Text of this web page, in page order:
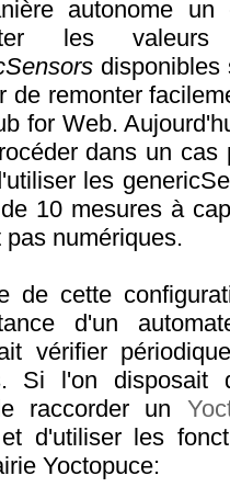
autonome un
les
disponibles
de remonter
for Web.
dans un
les
10 mesures à
numériques.
de cette
d'un
vérifier
Si l'on disposait
raccorder un
et d'utiliser les
Yoctopuce: